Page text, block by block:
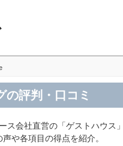
の評判・口コミ
ス会社直営の「ゲストハウス
や各項目の得点を紹介。